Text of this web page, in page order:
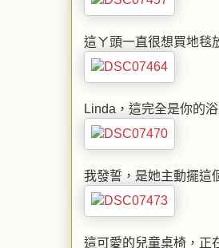
這ㄚ頭一直很想買地毯
Linda，這完全是你的浴
我發誓，是她主動擺這
這可愛的兒童桌椅，正